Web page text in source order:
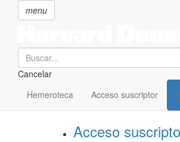
menu
Search
Cancelar
Hemeroteca Acceso suscriptor
SECCIONES
Suscríbete a Harvard Deusto
Acceso